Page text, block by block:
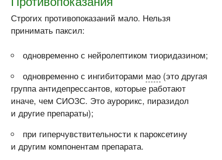
Строгих противопоказаний мало. Нельзя
принимать паксил:
одновременно с нейролептиком тиоридазином;
одновременно с ингибиторами мао (это другая
группа антидепрессантов, которые работают
иначе, чем СИОЗС. Это аурорикс, пиразидол
и другие препараты);
при гиперчувствительности к пароксетину
и другим компонентам препарата.